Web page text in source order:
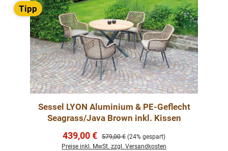
Tipp
Sessel LYON Aluminium & PE-Geflecht
Seagrass/Java Brown inkl. Kissen
Verkaufspreis:
439,00 € Regulärer Preis:
579,00 € (24% gespart)
Preise inkl. MwSt. zzgl. Versandkosten